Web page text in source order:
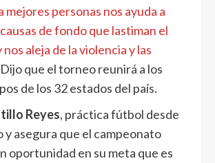
mejores personas nos ayuda a
de fondo que lastiman el
aleja de la violencia y las
que el torneo reunirá a los
de los 32 estados del país.
Reyes, práctica fútbol desde
y asegura que el campeonato
oportunidad en su meta que es